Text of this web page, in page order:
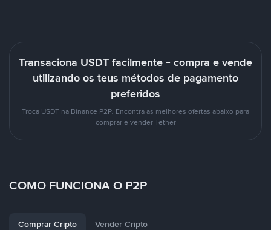
Transaciona USDT facilmente - compra e vende
utilizando os teus métodos de pagamento
preferidos
Troca USDT na Binance P2P. Encontra as melhores ofertas abaixo para
comprar e vender Tether
COMO FUNCIONA O P2P
Comprar Cripto Vender Cripto